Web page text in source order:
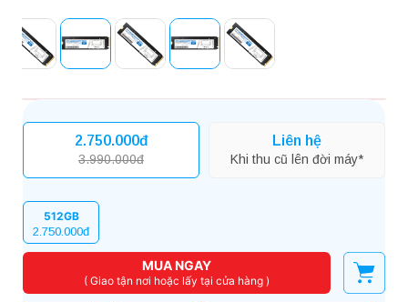
2.750.000đ
3.990.000đ
Liên hệ
Khi thu cũ lên đời máy*
512GB
2.750.000đ
MUA NGAY
( Giao tận nơi hoặc lấy tại cửa hàng )